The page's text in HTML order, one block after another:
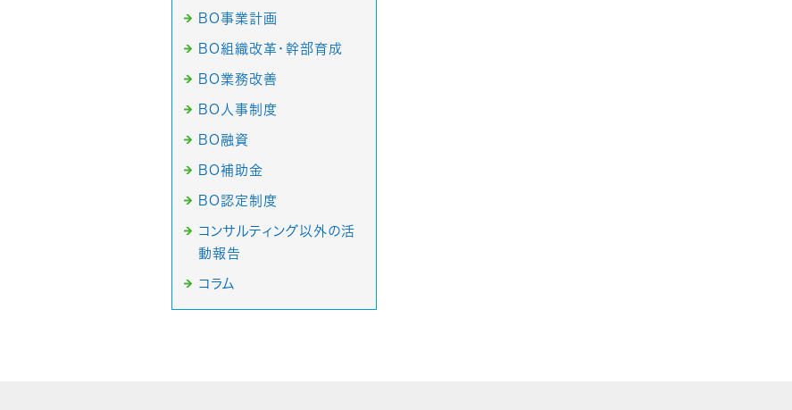
BO事業計画
BO組織改革・幹部育成
BO業務改善
BO人事制度
BO融資
BO補助金
BO認定制度
コンサルティング以外の活
動報告
コラム